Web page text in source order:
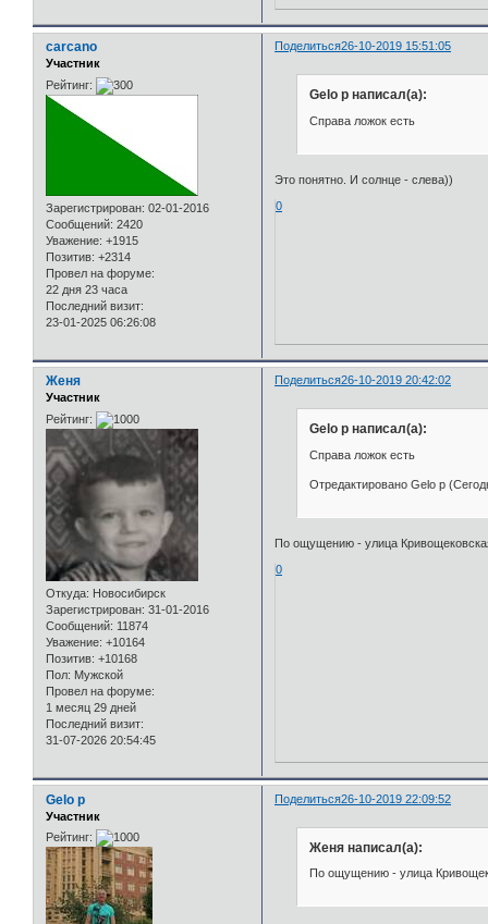
Поделиться26-10-2019 15:51:05
carcano
Участник
Рейтинг:
Зарегистрирован: 02-01-2016
Сообщений: 2420
Уважение: +1915
Позитив: +2314
Провел на форуме:
22 дня 23 часа
Последний визит:
23-01-2025 06:26:08
Gelo p написал(а):
Справа ложок есть
Это понятно. И солнце - слева))
0
Поделиться26-10-2019 20:42:02
Женя
Участник
Рейтинг:
Откуда: Новосибирск
Зарегистрирован: 31-01-2016
Сообщений: 11874
Уважение: +10164
Позитив: +10168
Пол: Мужской
Провел на форуме:
1 месяц 29 дней
Последний визит:
31-07-2026 20:54:45
Gelo p написал(а):
Справа ложок есть
Отредактировано Gelo p
По ощущению - улица
0
Поделиться26-10-2019 22:09:52
Gelo p
Участник
Рейтинг:
Женя написал(а):
По ощущению - улица